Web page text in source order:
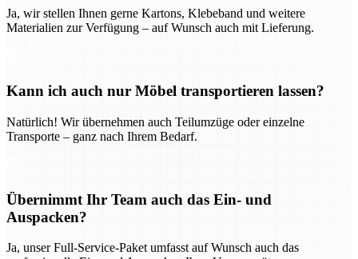
Ja, wir stellen Ihnen gerne Kartons, Klebeband und weitere
Materialien zur Verfügung – auf Wunsch auch mit Lieferung.
Kann ich auch nur Möbel transportieren lassen?
Natürlich! Wir übernehmen auch Teilumzüge oder einzelne
Transporte – ganz nach Ihrem Bedarf.
Übernimmt Ihr Team auch das Ein- und
Auspacken?
Ja, unser Full-Service-Paket umfasst auf Wunsch auch das